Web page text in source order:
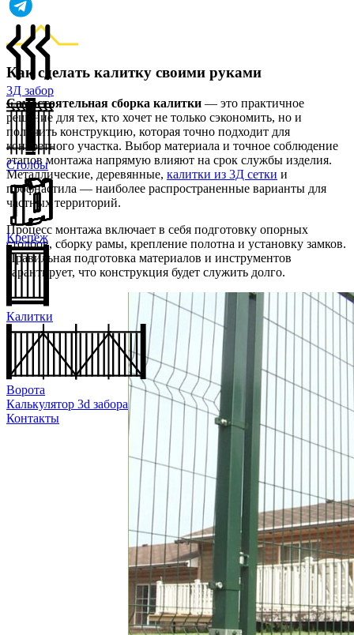
3Д забор
Столбы
Крепёж
Калитки
Ворота
Калькулятор 3d забора
Контакты
Как сделать калитку своими руками
Самостоятельная сборка калитки — это практичное
решение для тех, кто хочет не только сэкономить, но и
получить конструкцию, которая точно подходит для
конкретного участка. Выбор материала и точное соблюдение
этапов монтажа напрямую влияют на срок службы изделия.
Металлические, деревянные, калитки из 3Д сетки и
профнастила — наиболее распространенные варианты для
частных территорий.
Процесс монтажа включает в себя подготовку опорных
столбов, сборку рамы, крепление полотна и установку замков.
Правильная подготовка материалов и инструментов
гарантирует, что конструкция будет служить долго.